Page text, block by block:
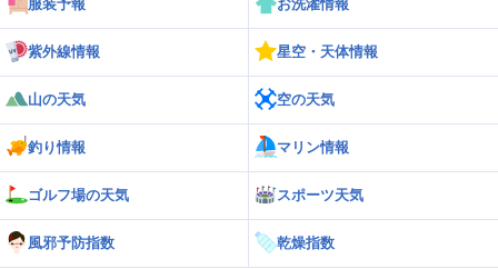
服装予報 お洗濯情報
紫外線情報 星空・天体情報
山の天気 空の天気
釣り情報 マリン情報
ゴルフ場の天気 スポーツ天気
風邪予防指数 乾燥指数